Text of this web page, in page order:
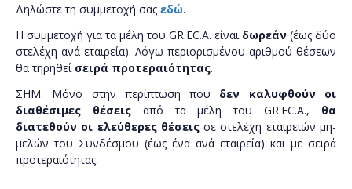
Δηλώστε τη συμμετοχή σας εδώ.
Η συμμετοχή για τα μέλη του GR.EC.A. είναι δωρεάν (έως δύο
στελέχη ανά εταιρεία). Λόγω περιορισμένου αριθμού θέσεων
θα τηρηθεί σειρά προτεραιότητας.
ΣΗΜ: Μόνο στην περίπτωση που δεν καλυφθούν οι
διαθέσιμες θέσειςαπό τα μέλη του GR.EC.A., θα
διατεθούν οι ελεύθερες θέσειςσε στελέχη εταιρειών μη-
μελών του Συνδέσμου (έως ένα ανά εταιρεία) και με σειρά
προτεραιότητας.